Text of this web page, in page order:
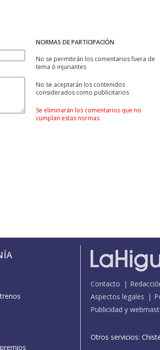
NORMAS DE PARTICIPACIÓN
No se permitirán los comentarios fuera de
tema ó injuriantes
No se aceptarán los contenidos
considerados como publicitarios
Se eliminarán los comentarios que no
cumplan estas normas
Contacto
Aspectos legales
Publicidad y
Otros servicios: